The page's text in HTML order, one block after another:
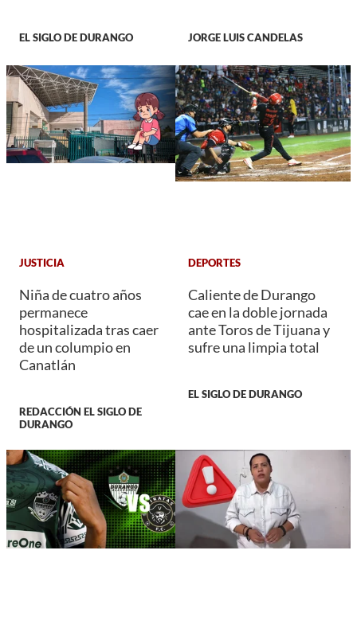
EL SIGLO DE DURANGO JORGE LUIS CANDELAS
JUSTICIA
Niña de cuatro años
permanece
hospitalizada tras caer
de un columpio en
Canatlán
REDACCIÓN EL SIGLO DE
DURANGO
DEPORTES
Caliente de Durango
cae en la doble jornada
ante Toros de Tijuana y
sufre una limpia total
EL SIGLO DE DURANGO